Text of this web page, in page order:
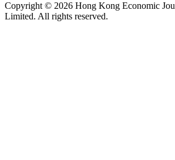
Copyright © 2026 Hong Kong Economic
Limited. All rights reserved.